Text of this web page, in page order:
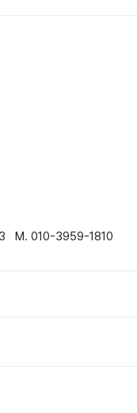
M. 010-3959-1810